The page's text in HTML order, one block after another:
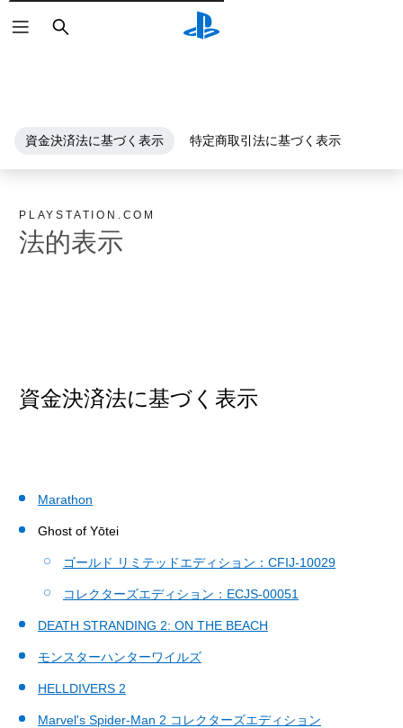
検
索
資金決済法に基づく表示 特定商取引法に基づく表示
PLAYSTATION.COM
法的表示
資金決済法に基づく表示
Marathon
Ghost of Yōtei
ゴールド リミテッドエディション：CFIJ-10029
コレクターズエディション：ECJS-00051
DEATH STRANDING 2: ON THE BEACH
モンスターハンターワイルズ
HELLDIVERS 2
Marvel's Spider-Man 2 コレクターズエディション